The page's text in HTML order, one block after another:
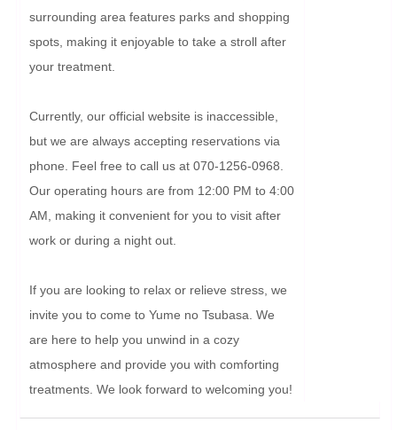
surrounding area features parks and shopping
spots, making it enjoyable to take a stroll after
your treatment.
Currently, our official website is inaccessible,
but we are always accepting reservations via
phone. Feel free to call us at 070-1256-0968.
Our operating hours are from 12:00 PM to 4:00
AM, making it convenient for you to visit after
work or during a night out.
If you are looking to relax or relieve stress, we
invite you to come to Yume no Tsubasa. We
are here to help you unwind in a cozy
atmosphere and provide you with comforting
treatments. We look forward to welcoming you!